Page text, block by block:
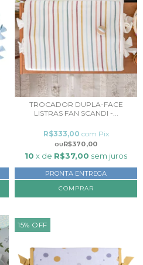
TROCADOR DUPLA-FACE
LISTRAS FAN SCANDI -...
R$370,00
R$333,00 com Pix
10 x de R$37,00 sem juros
PRONTA ENTREGA
15% OFF